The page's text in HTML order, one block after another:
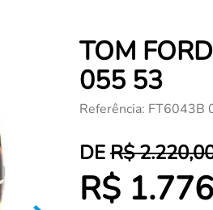
TOM
055 53
Referência: FT6043B
R$2.220,
R$ 1.776